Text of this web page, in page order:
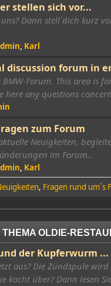
stellen sich vor...
Dann stell´dich kurz
, Karl
discussion forum in
Forum. This area is
here any questions
zum Forum
Neuigkeiten,
im Forum..
, Karl
Fragen rund um´s
OLDIE-
der Kupferwurm ...
aus? Die Zündspule
kocht über? Dann lesen